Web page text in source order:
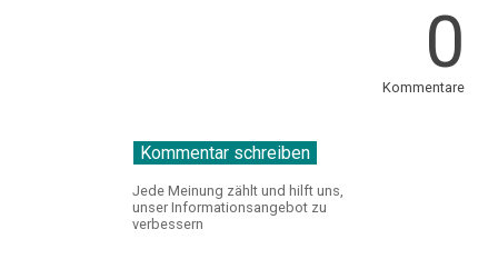
0
Kommentare
Jede Meinung zählt und hilft uns,
unser Informationsangebot zu
verbessern